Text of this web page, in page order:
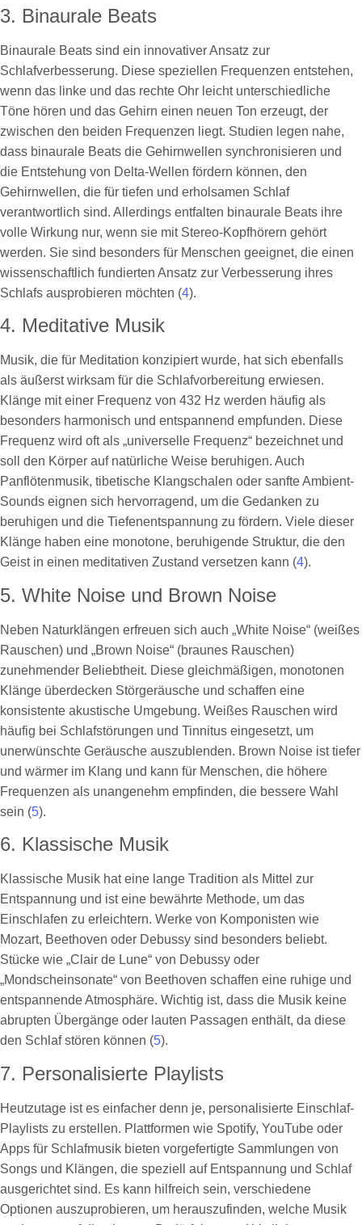
3. Binaurale Beats
Binaurale Beats sind ein innovativer Ansatz zur
Schlafverbesserung. Diese speziellen Frequenzen entstehen,
wenn das linke und das rechte Ohr leicht unterschiedliche
Töne hören und das Gehirn einen neuen Ton erzeugt, der
zwischen den beiden Frequenzen liegt. Studien legen nahe,
dass binaurale Beats die Gehirnwellen synchronisieren und
die Entstehung von Delta-Wellen fördern können, den
Gehirnwellen, die für tiefen und erholsamen Schlaf
verantwortlich sind. Allerdings entfalten binaurale Beats ihre
volle Wirkung nur, wenn sie mit Stereo-Kopfhörern gehört
werden. Sie sind besonders für Menschen geeignet, die einen
wissenschaftlich fundierten Ansatz zur Verbesserung ihres
Schlafs ausprobieren möchten (4).
4. Meditative Musik
Musik, die für Meditation konzipiert wurde, hat sich ebenfalls
als äußerst wirksam für die Schlafvorbereitung erwiesen.
Klänge mit einer Frequenz von 432 Hz werden häufig als
besonders harmonisch und entspannend empfunden. Diese
Frequenz wird oft als „universelle Frequenz“ bezeichnet und
soll den Körper auf natürliche Weise beruhigen. Auch
Panflötenmusik, tibetische Klangschalen oder sanfte Ambient-
Sounds eignen sich hervorragend, um die Gedanken zu
beruhigen und die Tiefenentspannung zu fördern. Viele dieser
Klänge haben eine monotone, beruhigende Struktur, die den
Geist in einen meditativen Zustand versetzen kann (4).
5. White Noise und Brown Noise
Neben Naturklängen erfreuen sich auch „White Noise“ (weißes
Rauschen) und „Brown Noise“ (braunes Rauschen)
zunehmender Beliebtheit. Diese gleichmäßigen, monotonen
Klänge überdecken Störgeräusche und schaffen eine
konsistente akustische Umgebung. Weißes Rauschen wird
häufig bei Schlafstörungen und Tinnitus eingesetzt, um
unerwünschte Geräusche auszublenden. Brown Noise ist tiefer
und wärmer im Klang und kann für Menschen, die höhere
Frequenzen als unangenehm empfinden, die bessere Wahl
sein (5).
6. Klassische Musik
Klassische Musik hat eine lange Tradition als Mittel zur
Entspannung und ist eine bewährte Methode, um das
Einschlafen zu erleichtern. Werke von Komponisten wie
Mozart, Beethoven oder Debussy sind besonders beliebt.
Stücke wie „Clair de Lune“ von Debussy oder
„Mondscheinsonate“ von Beethoven schaffen eine ruhige und
entspannende Atmosphäre. Wichtig ist, dass die Musik keine
abrupten Übergänge oder lauten Passagen enthält, da diese
den Schlaf stören können (5).
7. Personalisierte Playlists
Heutzutage ist es einfacher denn je, personalisierte Einschlaf-
Playlists zu erstellen. Plattformen wie Spotify, YouTube oder
Apps für Schlafmusik bieten vorgefertigte Sammlungen von
Songs und Klängen, die speziell auf Entspannung und Schlaf
ausgerichtet sind. Es kann hilfreich sein, verschiedene
Optionen auszuprobieren, um herauszufinden, welche Musik